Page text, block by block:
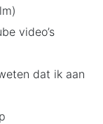
video’s
dat ik aan